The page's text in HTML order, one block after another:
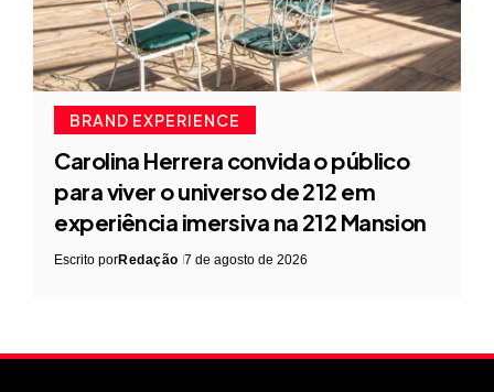
BRAND EXPERIENCE
Carolina Herrera convida o público
para viver o universo de 212 em
experiência imersiva na 212 Mansion
Escrito porRedação 7 de agosto de 2026